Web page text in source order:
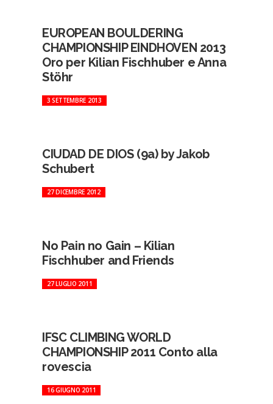
EUROPEAN BOULDERING
CHAMPIONSHIP EINDHOVEN 2013
Oro per Kilian Fischhuber e Anna
Stöhr
3 SETTEMBRE 2013
CIUDAD DE DIOS (9a) by Jakob
Schubert
27 DICEMBRE 2012
No Pain no Gain – Kilian
Fischhuber and Friends
27 LUGLIO 2011
IFSC CLIMBING WORLD
CHAMPIONSHIP 2011 Conto alla
rovescia
16 GIUGNO 2011